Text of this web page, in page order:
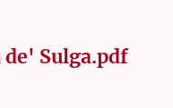
Sulga.pdf